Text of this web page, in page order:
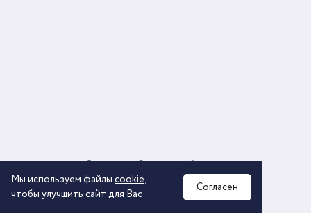
2026 © ООО «КОМОС ГРУПП» «Торговая компания»
О компании Соглашение
Политика обработки персональных данных
Контакты
Мы используем файлы cookie,
чтобы улучшить сайт для Вас
Согласен